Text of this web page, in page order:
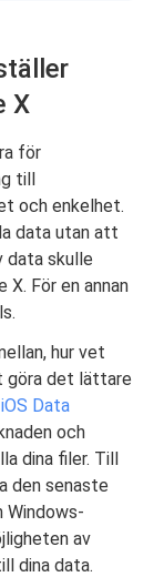
X
för
till
och enkelhet.
data utan att
data skulle
X. För en annan
hur vet
göra det lättare
Data
och
dina filer. Till
den senaste
Windows-
av
dina data.